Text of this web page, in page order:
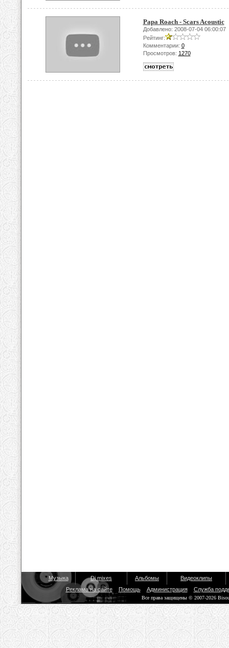
Papa Roach - Scars Acoustic
Добавлено: 2008-07-04 06:00:07
Рейтинг:
Комментарии: 0
Просмотров: 1270
Музыка Dj mixes Альбомы
Видеоклипы
Реклама на сайте
Помощь Администрация Служба
Все права защищены © 2007-2026